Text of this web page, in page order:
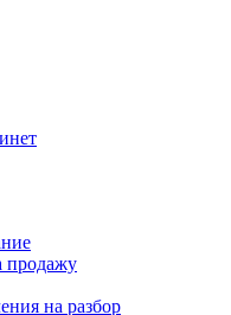
продажу
на разбор